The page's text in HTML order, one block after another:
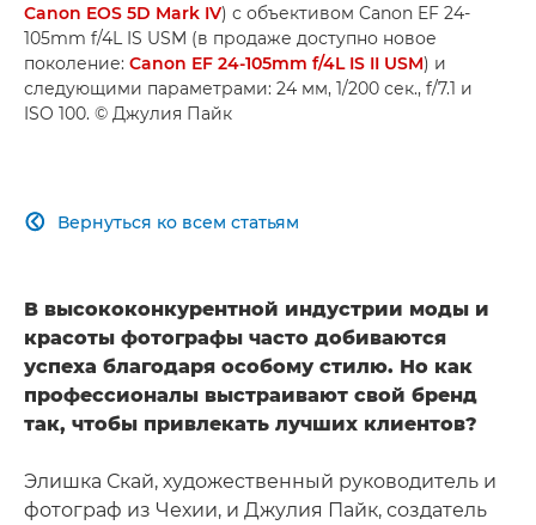
Canon EOS 5D Mark IV) с объективом Canon EF 24-
105mm f/4L IS USM (в продаже доступно новое
поколение: Canon EF 24-105mm f/4L IS II USM) и
следующими параметрами: 24 мм, 1/200 сек., f/7.1 и
ISO 100. © Джулия Пайк
Вернуться ко всем статьям

В высококонкурентной индустрии моды и
красоты фотографы часто добиваются
успеха благодаря особому стилю. Но как
профессионалы выстраивают свой бренд
так, чтобы привлекать лучших клиентов?
Элишка Скай, художественный руководитель и
фотограф из Чехии, и Джулия Пайк, создатель